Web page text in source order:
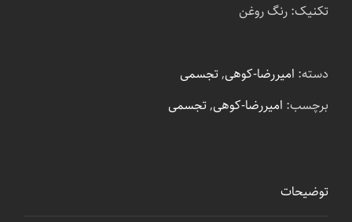
تکنیک: رنگ روغن
دسته: امیررضا-کوهی,تجسمی
برچسب: امیررضا-کوهی,تجسمی
توضیحات